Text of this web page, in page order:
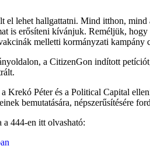
lehet hallgattatni. Mind itthon,
is erősíteni kívánjuk. Reméljük,
melletti kormányzati kampány
a CitizenGon indított
Péter és a Political Capital
bemutatására, népszerűsítésére
a 444-en itt olvasható: